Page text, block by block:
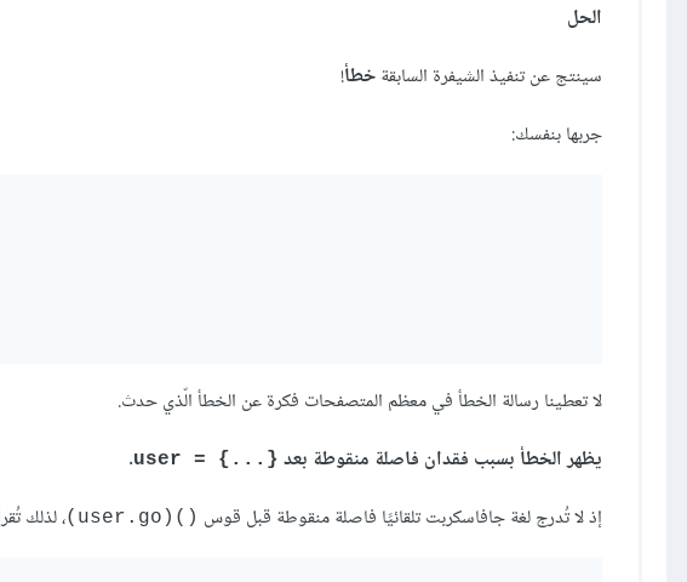
الحل
سينتج عن تنفيذ الشيفرة السابقةخطأ!
جربها بنفسك:
لا تعطينا رسالة الخطأ في معظم المتصفحات فكرة عن الخطأ الّذي حدث.
يظهر الخطأ بسبب فقدان فاصلة منقوطة بعد user = {...}‎
.
إذ لا تُدرج لغة جافاسكربت تلقائيًا فاصلة منقوطة قبل قوس ‎(user.go)()‎، لذلك